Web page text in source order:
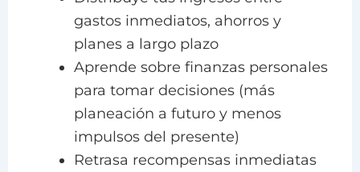
gastos inmediatos, ahorros y
planes a largo plazo
Aprende sobre finanzas personales
para tomar decisiones (más
planeación a futuro y menos
impulsos del presente)
Retrasa recompensas inmediatas